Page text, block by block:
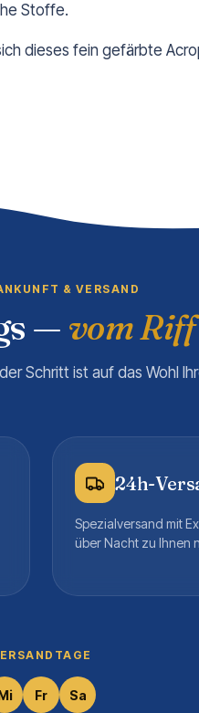
Stoffe.
dieses fein gefärbte
& VERSAND
— vom
Schritt ist auf das Wohl
24h-
Spezialversand mit
über Nacht zu Ihnen
Fr Sa